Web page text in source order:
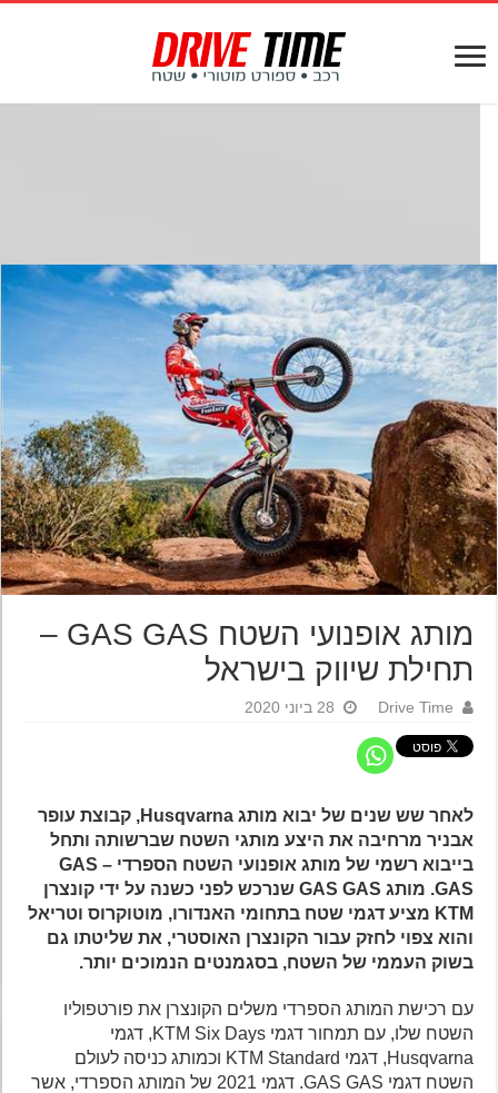
מותג אופנועי השטח GAS GAS –
תחילת שיווק בישראל
Drive Time 28 ביוני 2020
לאחר שש שנים של יבוא מותג Husqvarna, קבוצת עופר
אבניר מרחיבה את היצע מותגי השטח שברשותה ותחל
בייבוא רשמי של מותג אופנועי השטח הספרדי – GAS
GAS. מותג GAS GAS שנרכש לפני כשנה על ידי קונצרן
KTM מציע דגמי שטח בתחומי האנדורו, מוטוקרוס וטריאל
והוא צפוי לחזק עבור הקונצרן האוסטרי, את שליטתו גם
בשוק העממי של השטח, בסגמנטים הנמוכים יותר.
עם רכישת המותג הספרדי משלים הקונצרן את פורטפוליו
השטח שלו, עם תמחור דגמי KTM Six Days, דגמי
Husqvarna, דגמי KTM Standard וכמותג כניסה לעולם
השטח דגמי GAS GAS. דגמי 2021 של המותג הספרדי, אשר